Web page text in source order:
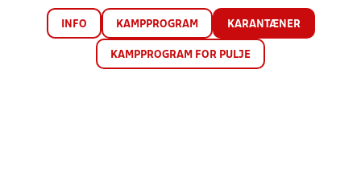
INFO KAMPPROGRAM KARANTÆNER
KAMPPROGRAM FOR PULJE